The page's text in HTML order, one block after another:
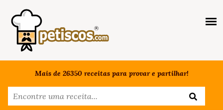
Mais de 26350 receitas para provar e partilhar!